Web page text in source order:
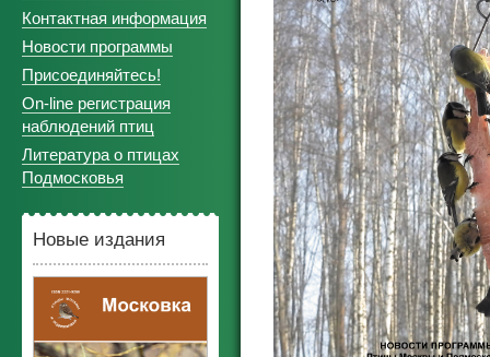
Контактная информация
Новости программы
Присоединяйтесь!
On-line регистрация
наблюдений птиц
Литература о птицах
Подмосковья
Новые издания